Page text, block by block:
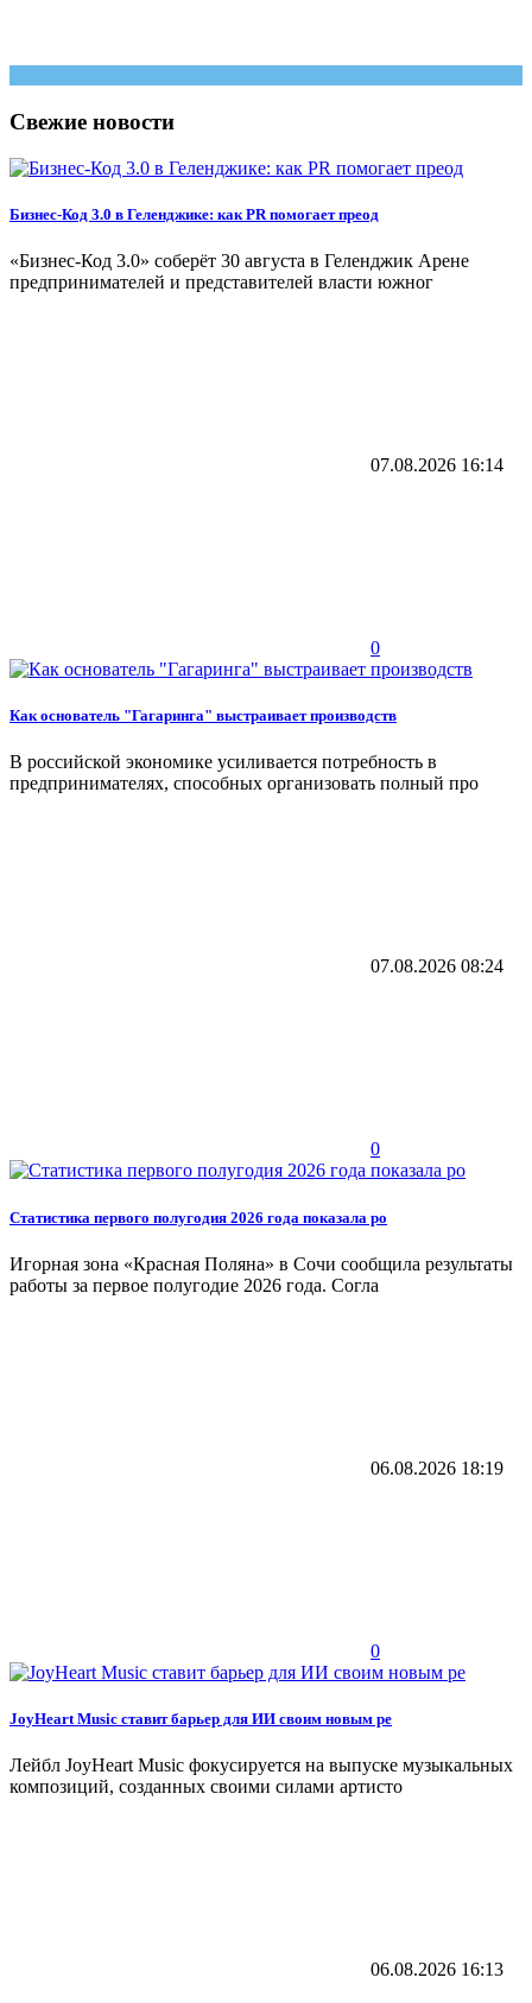
Свежие новости
Бизнес-Код 3.0 в Геленджике: как PR помогает преод
«Бизнес‑Код 3.0» соберёт 30 августа в Геленджик Арене
предпринимателей и представителей власти южног
07.08.2026 16:14
0
Как основатель "Гагаринга" выстраивает производств
В российской экономике усиливается потребность в
предпринимателях, способных организовать полный про
07.08.2026 08:24
0
Статистика первого полугодия 2026 года показала ро
Игорная зона «Красная Поляна» в Сочи сообщила результаты
работы за первое полугодие 2026 года. Согла
06.08.2026 18:19
0
JoyHeart Music ставит барьер для ИИ своим новым ре
Лейбл JoyHeart Music фокусируется на выпуске музыкальных
композиций, созданных своими силами артисто
06.08.2026 16:13